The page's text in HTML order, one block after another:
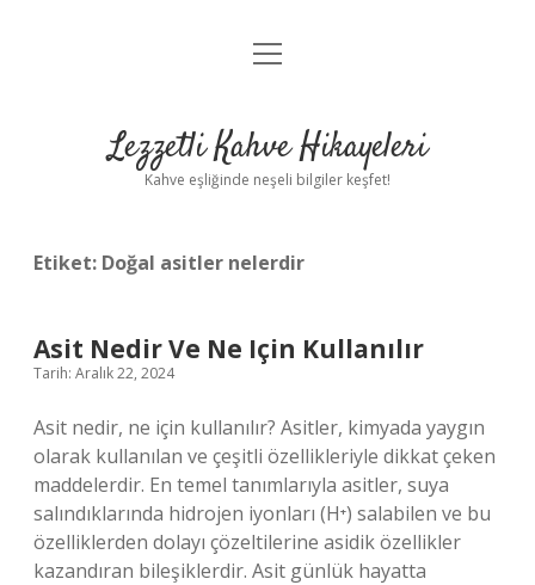
Anasayfa
Yasal Uyarı
menüyü
Lezzetli Kahve Hikayeleri
Kahve eşliğinde neşeli bilgiler keşfet!
Etiket: Doğal asitler nelerdir
Asit Nedir Ve Ne Için Kullanılır
Tarih: Aralık 22, 2024
Asit nedir, ne için kullanılır? Asitler, kimyada yaygın
olarak kullanılan ve çeşitli özellikleriyle dikkat çeken
maddelerdir. En temel tanımlarıyla asitler, suya
salındıklarında hidrojen iyonları (H⁺) salabilen ve bu
özelliklerden dolayı çözeltilerine asidik özellikler
kazandıran bileşiklerdir. Asit günlük hayatta